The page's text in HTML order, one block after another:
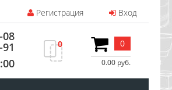
Регистрация Вход
08
0 0
0.00 руб.